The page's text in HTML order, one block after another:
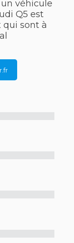
véhicule
Q5 est
qui sont à